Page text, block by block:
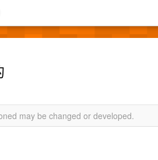
may be changed or developed.